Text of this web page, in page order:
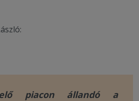
piacon állandó a